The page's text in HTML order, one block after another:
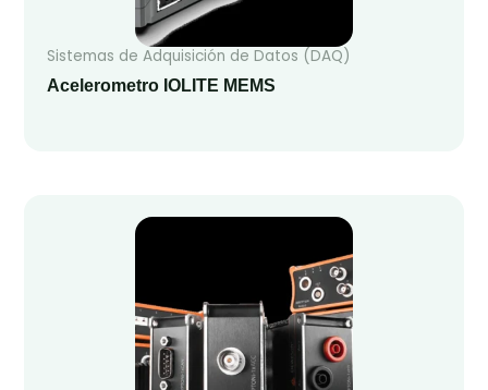
Sistemas de Adquisición de Datos (DAQ)
Acelerometro IOLITE MEMS